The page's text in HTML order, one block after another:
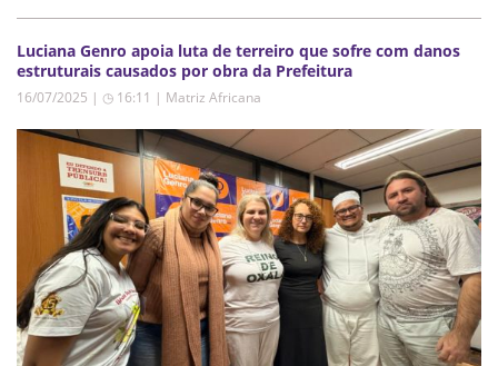
Luciana Genro apoia luta de terreiro que sofre com danos
estruturais causados por obra da Prefeitura
16/07/2025 | ◷ 16:11 | Matriz Africana